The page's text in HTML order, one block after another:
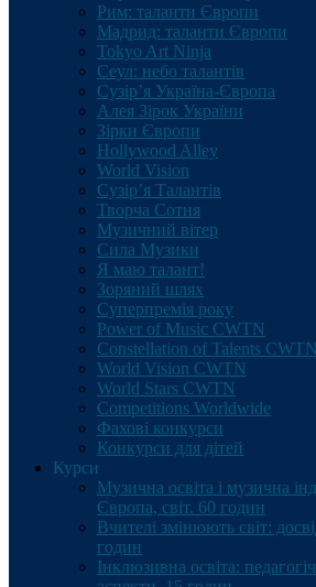
Рим: таланти Європи
Мадрид: таланти Європи
Tokyo Art Ninja
Сеул: небо талантів
Сузір’я Україна-Європа
Алея Зірок України
Зірки Європи
Hollywood Alley
World Vision
Сузір’я Талантів
Творча Сотня
Музичний вітер
Сила Музики
Я маю талант!
Зоряний шлях
Суперпремія року
Power of Music CWTN
Constellation of Talents CWTN
World Vision CWTN
World Stars CWTN
Competitions Worldwide
Фахові конкурси
Конкурси для дітей
Курси
Музична освіта і музична
Європа, світ. 60 годин
Вчителі змінюють світ:
годин
Інклюзивна освіта: